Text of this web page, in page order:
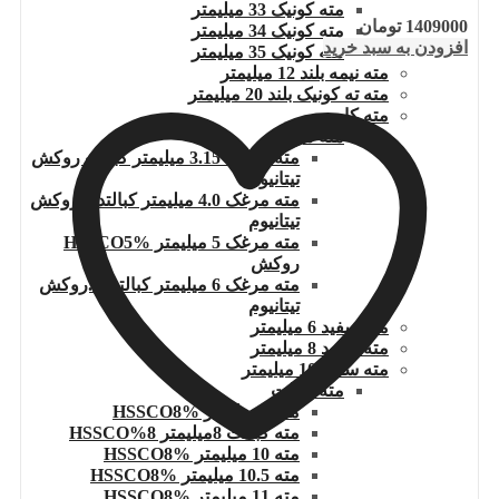
مته کونیک 33 میلیمتر
مته کونیک 34 میلیمتر
مته کونیک 35 میلیمتر
مته نیمه بلند 12 میلیمتر
مته ته کونیک بلند 20 میلیمتر
مته کاجی
مته مرغک
مته مرغک 3.15 میلیمتر کبالت روکش
تیتانیوم
مته مرغک 4.0 میلیمتر کبالتدار روکش
تیتانیوم
مته مرغک 5 میلیمتر HSSCO5%
روکش
مته مرغک 6 میلیمتر کبالتدار .روکش
تیتانیوم
مته سفید 6 میلیمتر
مته سفید 8 میلیمتر
مته سفید 10 میلیمتر
مته کبالت
مته 6 میلیمتر HSSCO8%
مته کبالت 8میلیمتر 8%HSSCO
مته 10 میلیمتر HSSCO8%
مته 10.5 میلیمتر HSSCO8%
1409000 تومان
افزودن به سبد خرید